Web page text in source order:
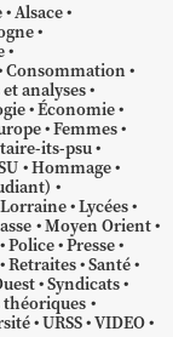
Alsace
Consommation
analyses
Économie
Femmes
its-psu
Hommage
Lorraine Lycées
Moyen Orient
Police Presse
Retraites Santé
Syndicats
théoriques
URSS VIDEO